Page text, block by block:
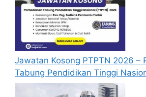
pengalaman kerja, gaji
yang dipohon, gambar
passport serta salinan
semasa membuat
Pemohon yang telah
memohon jawatan yang
tidak perlu lagi memohon
sekiranya tempoh
Jawatan Kosong PTPTN 2026 –
Tabung Pendidikan Tinggi